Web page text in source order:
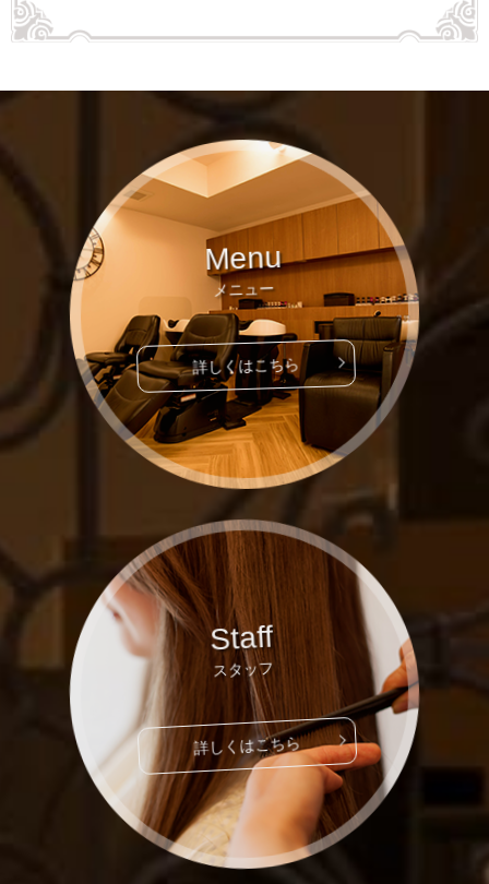
Menu
メニュー
詳しくはこちら
Staff
スタッフ
詳しくはこちら